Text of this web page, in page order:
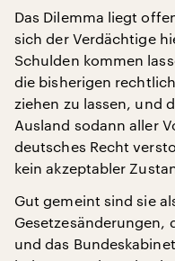
Das Dilemma liegt
sich der Verdächtige
Schulden kommen
die bisherigen
ziehen zu lassen, und
Ausland sodann aller
deutsches Recht
kein akzeptabler
Gut gemeint sind sie
Gesetzesänderungen,
und das